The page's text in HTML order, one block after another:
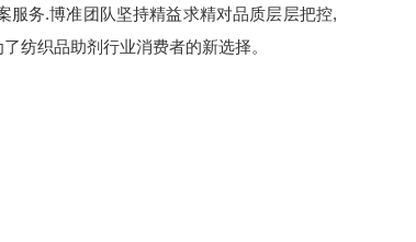
服务.博准团队坚持精益求精对品质层层把控,
纺织品助剂行业消费者的新选择。